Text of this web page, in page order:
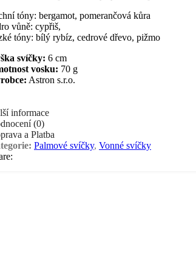
tóny: bergamot, pomerančová kůra
vůně: cypřiš,
tóny: bílý rybíz, cedrové dřevo, pižmo
svíčky: 6 cm
vosku: 70 g
Astron s.r.o.
informace
(0)
a Platba
Palmové svíčky, Vonné svíčky